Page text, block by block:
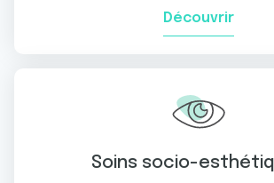
Découvrir
Soins socio-